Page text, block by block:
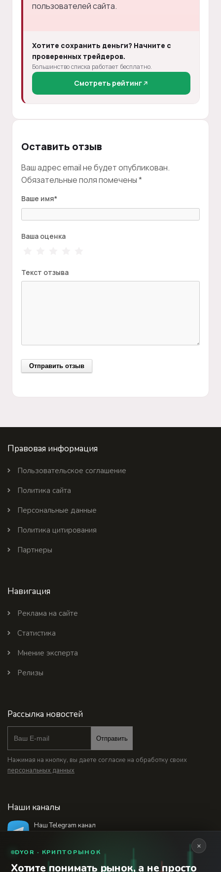
пользователей сайта.
Хотите сохранить деньги? Начните с
проверенных трейдеров.
Большинство списка работает бесплатно.
Смотреть рейтинг
Оставить отзыв
Ваш адрес email не будет опубликован.
Обязательные поля помечены*
Ваше имя*
Ваша оценка
Текст отзыва
Правовая информация
Пользовательское соглашение
Политика сайта
Персональные данные
Политика цитирования
Партнеры
Навигация
Реклама на сайте
Статистика
Мнение эксперта
Релизы
Рассылка новостей
Отправить
Нажимая на кнопку, вы даете согласие на обработку своих
персональных данных
Наши каналы
Наш Telegram канал
© 2026 Финансовый интернет-портал «Банки
×
DYOR · КРИПТОРЫНОК
Хотите понимать рынок, а не просто